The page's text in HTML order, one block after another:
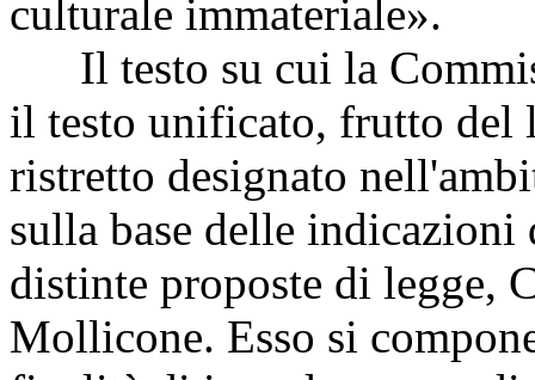
culturale immateriale».
Il testo su cui la
il testo unificato, frutto del
ristretto designato
sulla base delle
distinte proposte di legge,
Mollicone. Esso si